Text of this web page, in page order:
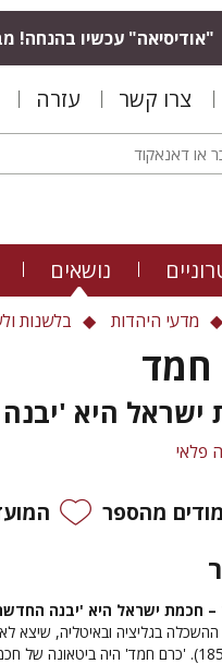
"אודיסיאה" עכשיו בהנחה!
צרו קשר עזרה
נושאים
מדעי היהדות בלשנות
חמד
ישראל היא
פלאי
מהספר
חכמת ישראל היא 'יבנה
בגליציה ובאיטליה, שיצא